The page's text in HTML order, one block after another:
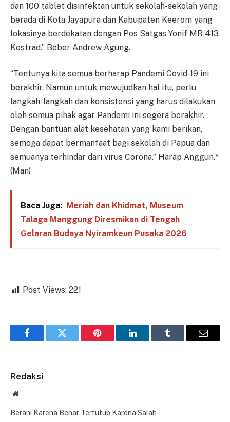
dan 100 tablet disinfektan untuk sekolah-sekolah yang
berada di Kota Jayapura dan Kabupaten Keerom yang
lokasinya berdekatan dengan Pos Satgas Yonif MR 413
Kostrad.” Beber Andrew Agung.
“Tentunya kita semua berharap Pandemi Covid-19 ini
berakhir. Namun untuk mewujudkan hal itu, perlu
langkah-langkah dan konsistensi yang harus dilakukan
oleh semua pihak agar Pandemi ini segera berakhir.
Dengan bantuan alat kesehatan yang kami berikan,
semoga dapat bermanfaat bagi sekolah di Papua dan
semuanya terhindar dari virus Corona.” Harap Anggun.*
(Man)
Baca Juga: Meriah dan Khidmat, Museum
Talaga Manggung Diresmikan di Tengah
Gelaran Budaya Nyiramkeun Pusaka 2026
Post Views: 221
FacebookTwitter Pinterest LinkedInTumblr Email
Redaksi
Website
Berani Karena Benar Tertutup Karena Salah